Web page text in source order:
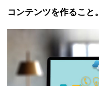
コンテンツを作ること。